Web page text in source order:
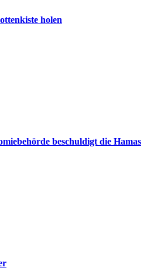
holen
beschuldigt die Hamas